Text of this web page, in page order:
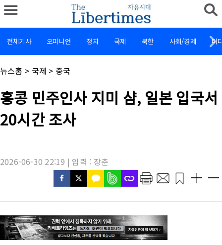
전체기사 오피니언 정치 국제 북한 사회/경제 미
채
널
:
뉴스홈 > 국제 > 중국
기
사
목
:
홍콩 민주인사 지미 샴, 일본 입국서
20시간 조사
2026-06-30 22:19 | 입력 : 장춘